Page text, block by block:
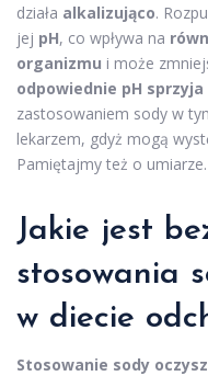
działa alkalizująco.
jej pH, co wpływa na
organizmu i może
odpowiednie pH
zastosowaniem sody w
lekarzem, gdyż mogą
Pamiętajmy też o umiarze.
Jakie jest
stosowania
w diecie
Stosowanie sody